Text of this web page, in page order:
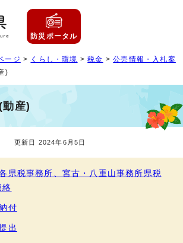
防災ポータル
ージ > くらし・環境 >税金 >公売情報・入札案
)
動産)
更新日 2024年6月5日
県税事務所、宮古・八重山事務所県税
絡
付
出